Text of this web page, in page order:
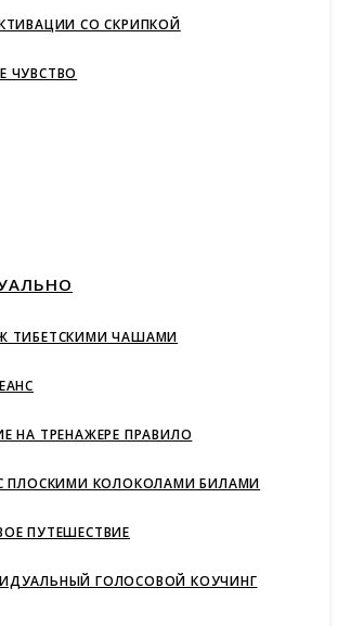
СО СКРИПКОЙ
ЧУВСТВО
ТИБЕТСКИМИ ЧАШАМИ
НА ТРЕНАЖЕРЕ ПРАВИЛО
ПЛОСКИМИ КОЛОКОЛАМИ БИЛАМИ
ПУТЕШЕСТВИЕ
ГОЛОСОВОЙ КОУЧИНГ